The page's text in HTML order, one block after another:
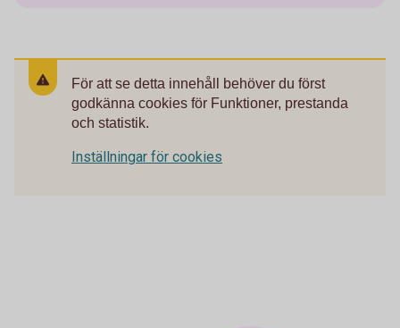
För att se detta innehåll behöver du först
godkänna cookies för Funktioner, prestanda
och statistik.
Inställningar för cookies